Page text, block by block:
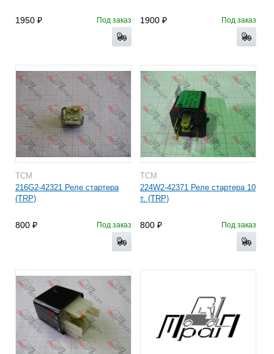
1950 Под заказ 1900 Под заказ
TCM
216G2-42321 Реле стартера
(TRP)
800 Под заказ
TCM
224W2-42371 Реле стартера 10
т. (TRP)
800 Под заказ